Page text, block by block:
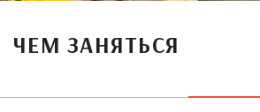
ЧЕМ ЗАНЯТЬСЯ